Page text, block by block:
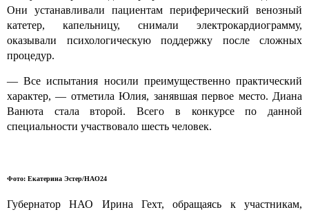
Они устанавливали пациентам периферический венозный
катетер, капельницу, снимали электрокардиограмму,
оказывали психологическую поддержку после сложных
процедур.
— Все испытания носили преимущественно практический
характер, — отметила Юлия, занявшая первое место. Диана
Ванюта стала второй. Всего в конкурсе по данной
специальности участвовало шесть человек.
Фото: Екатерина Эстер/НАО24
Губернатор НАО Ирина Гехт, обращаясь к участникам,